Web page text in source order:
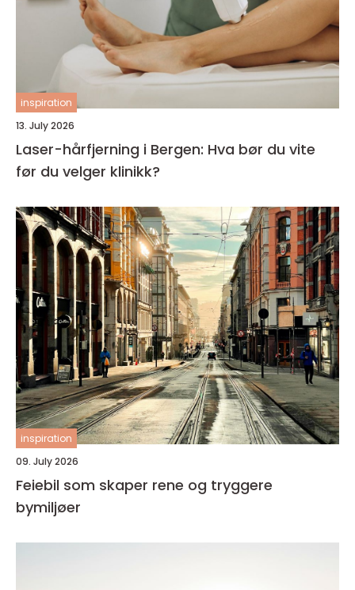
inspiration
13. July 2026
Laser-hårfjerning i Bergen: Hva bør du vite
før du velger klinikk?
inspiration
09. July 2026
Feiebil som skaper rene og tryggere
bymiljøer